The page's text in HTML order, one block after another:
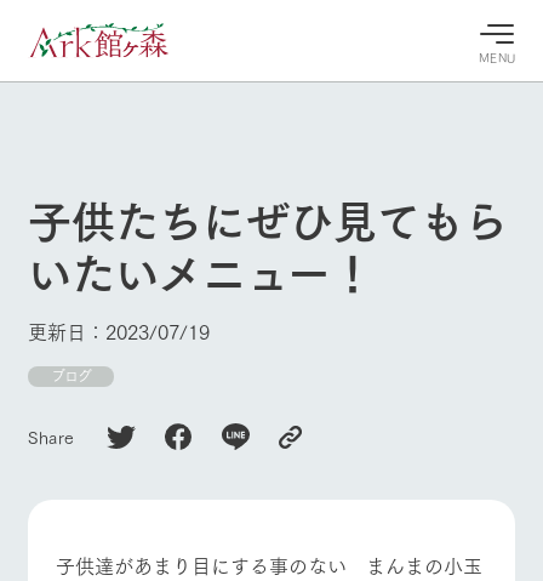
MENU
牧場へ行
く
よく見られている情報
今日の牧
案内
ガーデンの開花
状況などを毎日
イベン
ント・フェアの
情報やスケジュ
ホーム
Ark館ヶ森について
牧場に行く
子供たちにぜひ見てもら
いたいメニュー！
更新日：2023/07/19
ブログ
Share
子供達があまり目にする事のない まんまの小玉